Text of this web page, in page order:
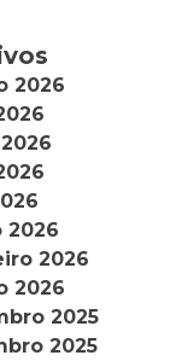
2026
2026
2026
2026
2025
2025